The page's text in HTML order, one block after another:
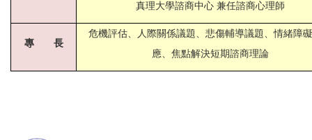
真理大學諮商中心 兼任諮商心理師
專 長
危機評估、人際關係議題、悲傷輔導議題、情緒障
應、焦點解決短期諮商理論